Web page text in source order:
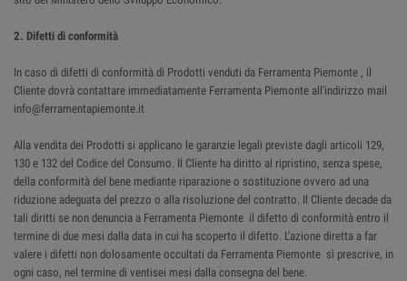
2. Difetti di conformità
In caso di difetti di conformità di Prodotti venduti da Ferramenta Piemonte , il
Cliente dovrà contattare immediatamente Ferramenta Piemonte all'indirizzo mail
info@ferramentapiemonte.it
Alla vendita dei Prodotti si applicano le garanzie legali previste dagli articoli 129,
130 e 132 del Codice del Consumo. Il Cliente ha diritto al ripristino, senza spese,
della conformità del bene mediante riparazione o sostituzione ovvero ad una
riduzione adeguata del prezzo o alla risoluzione del contratto. Il Cliente decade da
tali diritti se non denuncia a Ferramenta Piemonte il difetto di conformità entro il
termine di due mesi dalla data in cui ha scoperto il difetto. L'azione diretta a far
valere i difetti non dolosamente occultati da Ferramenta Piemonte sì prescrive, in
ogni caso, nel termine di ventisei mesi dalla consegna del bene.